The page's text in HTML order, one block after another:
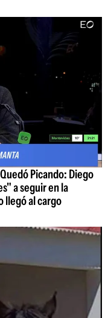
Picando: Diego
a seguir en la
llegó al cargo